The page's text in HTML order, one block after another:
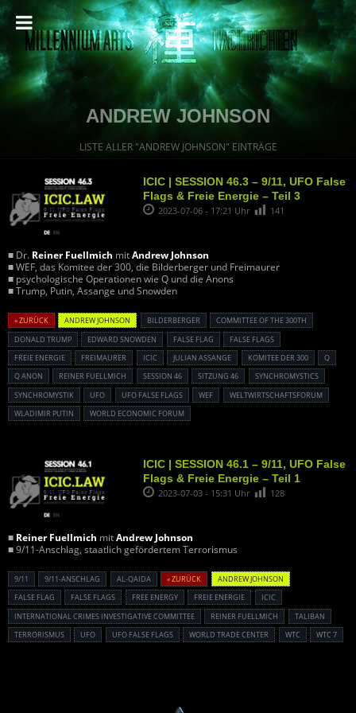
ANDREW JOHNSON
LISTE ALLER "ANDREW JOHNSON" EINTRÄGE
ICIC | SESSION 46.3 – 9/11, UFO False
Flags & Freie Energie – Teil 3
2023-07-06 - 17:21 Uhr 141
■ Dr. Reiner Fuellmich mitAndrew Johnson
■ WEF, das Komitee der 300, die Bilderberger und Freimaurer
■ psychologische Operationen wie Q und die Anons
■ Trump, Putin, Assange und Snowden
« ZURÜCK ANDREW JOHNSON BILDERBERGER
COMMITTEE OF THE 300TH
DONALD TRUMP
EDWARD SNOWDEN FALSE FLAG
FALSE FLAGS
FREIE ENERGIE
FREIMAURER ICIC JULIAN ASSANGE KOMITEE DER 300
Q
Q ANON
REINER FUELLMICH SESSION 46 SITZUNG 46
SYNCHROMYSTICS
SYNCHROMYSTIK
UFO UFO FALSE FLAGS WEF
WELTWIRTSCHAFTSFORUM
WLADIMIR PUTIN
WORLD ECONOMIC FORUM
ICIC | SESSION 46.1 – 9/11, UFO False
Flags & Freie Energie – Teil 1
2023-07-03 - 15:31 Uhr 128
■ Reiner Fuellmich mitAndrew Johnson
■ 9/11-Anschlag, staatlich gefördertem Terrorismus
9/11 9/11-ANSCHLAG AL-QAIDA « ZURÜCK
ANDREW JOHNSON
FALSE FLAG
FALSE FLAGS FREE ENERGY FREIE ENERGIE
ICIC
INTERNATIONAL CRIMES INVESTIGATIVE COMMITTEE
REINER FUELLMICH
TALIBAN
TERRORISMUS
UFO UFO FALSE FLAGS WORLD TRADE CENTER WTC WTC 7